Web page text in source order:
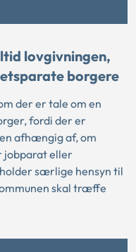
lovgivningen,
borgere
der er tale om en
fordi der er
afhængig af, om
jobparat eller
særlige hensyn til
skal træffe